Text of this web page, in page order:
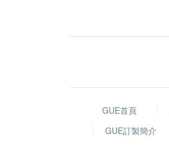
GUE首頁
GUE訂製簡介